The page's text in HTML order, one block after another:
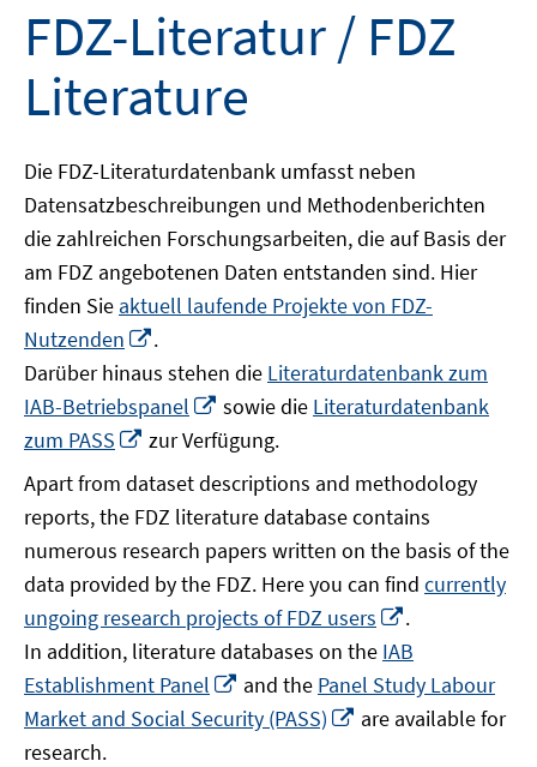
FDZ-Literatur / FDZ
Literature
Die FDZ-Literaturdatenbank umfasst neben
Datensatzbeschreibungen und Methodenberichten
die zahlreichen Forschungsarbeiten, die auf Basis der
am FDZ angebotenen Daten entstanden sind. Hier
finden Sie aktuell laufende Projekte von FDZ-
Nutzenden
neuem
Fenster
öffnen
.
Darüber hinaus stehen die Literaturdatenbank zum
IAB-Betriebspanel
In
neuem
Fenster
öffnen
sowie die Literaturdatenbank
zum PASS
In
Fenster
öffnen
zur Verfügung.
Apart from dataset descriptions and methodology
reports, the FDZ literature database contains
numerous research papers written on the basis of the
data provided by the FDZ. Here you can find currently
ungoing research projects of FDZ users
neuem
Fenster
öffnen
.
In addition, literature databases on the IAB
Establishment Panel
In
neuem
Fenster
and the Panel Study Labour
Market and Social Security (PASS)
In
are available for
research.